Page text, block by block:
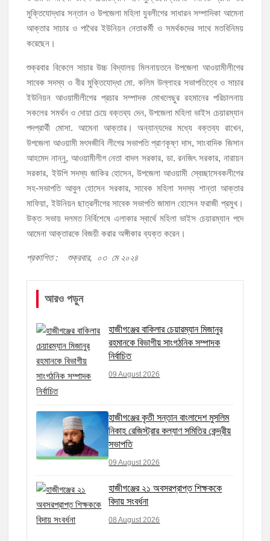
চাঁদপুরের শাহরাস্তিতে মাদকাসক্ত অবস্থায় নিজ ঘরে আগুন, যুবক গ্রেফতার
হাজীগঞ্জ পৌরসভার মেয়র প্রার্থী অ্যাড. টিটু টোরাগড় পূর্বপাড়া জামে মসজিদে জুমা
হাজীগঞ্জে শিক্ষার্থীদের লেখাপড়ার মানোন্নয়নে ও উপস্থিতি নিশ্চিতকরণে অভিভাবক
সমাবেশ
হাজীগঞ্জে অস্বাস্থ্যকর পরিবেশে খাবার প্রস্তুত: ২ হোটেলকে ৪৫ হাজার টাকা
জরিমানা
মুক্তিযোদ্ধার সন্তান ও উপজেলা মহিলা যুবলীগের সাধারন সম্পাদিকা আমেনা
আক্তার সাচার ও পাথৈর ইউনিয়ন নেতাকর্মী ও সমর্থকদের সাথে মতবিনিময়
করেছেন।
শুক্রবার বিকেলে সাচার উচ্চ বিদ্যালয় মিলনায়তনে উপজেলা আওয়ামীলীগের
সাবেক সদস্য ও বীর মুক্তিযোদ্ধা মো. কলিম উল্লাহর সভাপতিত্বে ও সাচার
ইউনিয়ন আওয়ামীলীগের প্রচার সম্পাদক মোখলেছুর রহমানের পরিচালনায়
সকলের সমর্থন ও দোয়া চেয়ে বক্তব্য দেন, উপজেলা মহিলা ভাইস চেয়ারম্যান
পদপ্রার্থী মোসা. আমেনা আক্তার। অন্যান্যদের মধ্যে বক্তব্য রাখেন,
উপজেলা আওয়ামী মৎসজীবি লীগের সভাপতি প্রাণকৃষ্ণ দাস, সাংবাদিক জিসান
আহমেদ নান্নু, আওয়ামীলীগ নেতা বাদল সরকার, ডা. রনজিৎ সরকার, নারায়ন
সরকার, ইউপি সদস্য জাকির হোসেন, উপজেলা আওয়ামী স্বেচ্ছাসেবকলীগের
সহ-সভাপতি আবুল হোসেন সরকার, সাবেক মহিলা সদস্য শান্তা আক্তার
মাফিয়া, ইউনিয়ন ছাত্রলীগের সাবেক সভাপতি জামাল হোসেন ফরাজী প্রমুখ।
উক্ত সভায় দলমত নির্বিশেষে এলাকার স্বার্থে মহিলা ভাইস চেয়ারম্যান পদে
আমেনা আক্তারকে বিজয়ী করার অঙ্গীকার ব্যক্ত করেন।
প্রকাশিত : শুক্রবার, ০৩ মে ২০২৪
আরও পড়ুন
হাজীগঞ্জের বাকিলার চেয়ারম্যান মিজানুর
রহমানকে বিভাগীয় সাংগঠনিক সম্পাদক
নির্বাচিত
09 August 2026
হাজীগঞ্জের কৃতী সন্তান বাংলাদেশ মুসলিম
নিকাহ রেজিস্ট্রার কল্যাণ সমিতির কেন্দ্রীয়
সভাপতি
09 August 2026
হাজীগঞ্জের ২১ অবসরপ্রাপ্ত শিক্ষককে
বিদায় সংবর্ধনা
08 August 2026